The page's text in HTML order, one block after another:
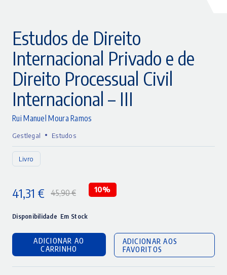
Estudos de Direito
Internacional Privado e de
Direito Processual Civil
Internacional – III
Rui Manuel Moura Ramos
Gestlegal • Estudos
Livro
45,90€
preço
original
era:
45,90 €.
41,31 €
preço
atual
é:
41,31 €.
10%
Disponibilidade Em Stock
ADICIONAR AO
CARRINHO
ADICIONAR AOS
FAVORITOS